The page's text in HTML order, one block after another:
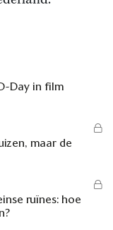
Day in film
maar de
ruïnes: hoe